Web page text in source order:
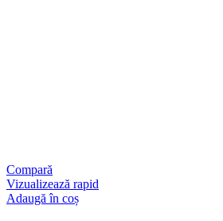
Compară
Vizualizează rapid
Adaugă în coș